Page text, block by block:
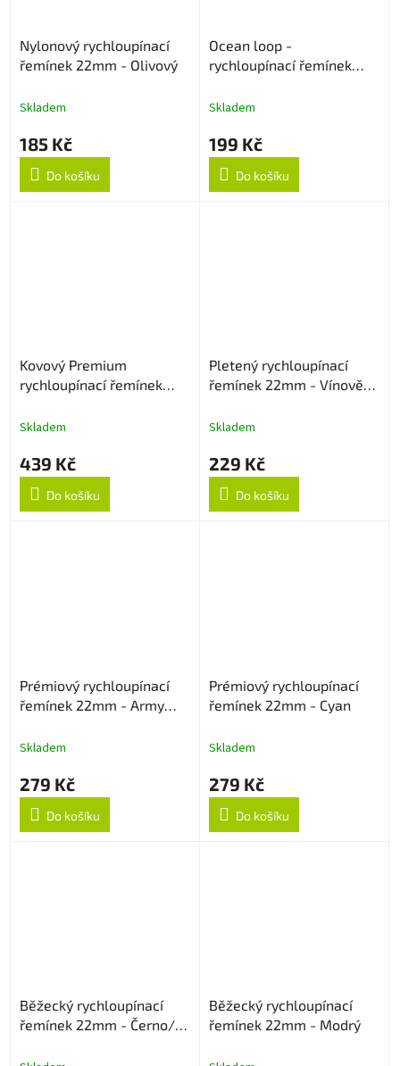
Nylonový rychloupínací
řemínek 22mm - Olivový
Skladem
185 Kč
Do košíku
Ocean loop -
rychloupínací řemínek
Skladem
199 Kč
Do košíku
Kovový Premium
rychloupínací řemínek
Skladem
439 Kč
Do košíku
Pletený rychloupínací
řemínek 22mm - Vínově
Skladem
229 Kč
Do košíku
Prémiový rychloupínací
řemínek 22mm - Army
Skladem
279 Kč
Do košíku
Prémiový rychloupínací
řemínek 22mm - Cyan
Skladem
279 Kč
Do košíku
Běžecký rychloupínací
řemínek 22mm - Černo/
Běžecký rychloupínací
řemínek 22mm - Modrý